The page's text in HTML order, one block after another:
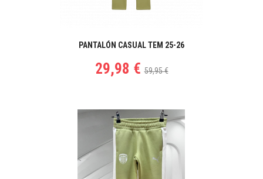
PANTALÓN CASUAL TEM 25-26
29,98 €59,95 €